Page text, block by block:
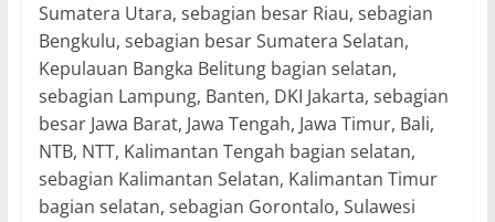
Sumatera Utara, sebagian besar Riau, sebagian
Bengkulu, sebagian besar Sumatera Selatan,
Kepulauan Bangka Belitung bagian selatan,
sebagian Lampung, Banten, DKI Jakarta, sebagian
besar Jawa Barat, Jawa Tengah, Jawa Timur, Bali,
NTB, NTT, Kalimantan Tengah bagian selatan,
sebagian Kalimantan Selatan, Kalimantan Timur
bagian selatan, sebagian Gorontalo, Sulawesi